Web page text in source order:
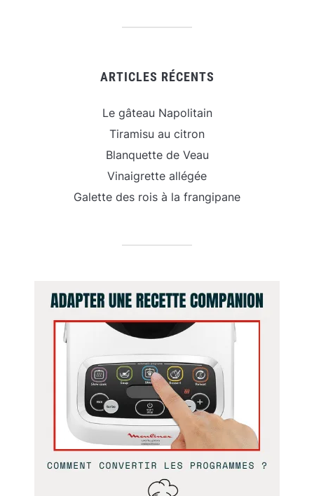
ARTICLES RÉCENTS
Le gâteau Napolitain
Tiramisu au citron
Blanquette de Veau
Vinaigrette allégée
Galette des rois à la frangipane